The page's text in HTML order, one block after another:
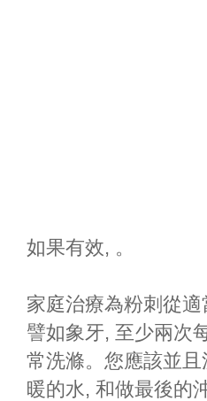
如果有效, 。
家庭治療為粉刺從
譬如象牙, 至少兩次
常洗滌。您應該並
暖的水, 和做最後的